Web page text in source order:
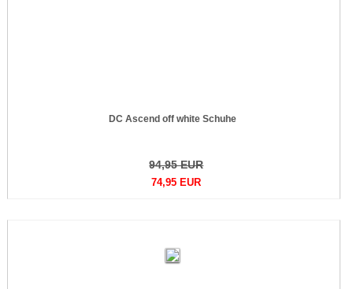
DC Ascend off white Schuhe
94,95 EUR
74,95 EUR